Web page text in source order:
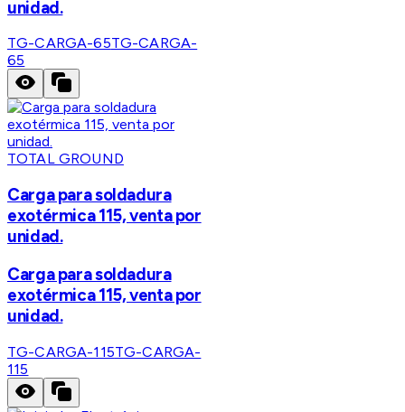
unidad.
TG-CARGA-65TG-CARGA-
65
TOTAL GROUND
Carga para soldadura
exotérmica 115, venta por
unidad.
Carga para soldadura
exotérmica 115, venta por
unidad.
TG-CARGA-115TG-CARGA-
115